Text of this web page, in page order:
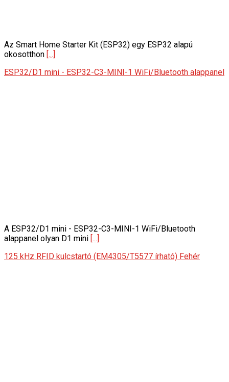
Az Smart Home Starter Kit (ESP32) egy ESP32 alapú
okosotthon [...]
ESP32/D1 mini - ESP32-C3-MINI-1 WiFi/Bluetooth alappanel
A ESP32/D1 mini - ESP32-C3-MINI-1 WiFi/Bluetooth
alappanel olyan D1 mini [...]
125 kHz RFID kulcstartó (EM4305/T5577 írható) Fehér